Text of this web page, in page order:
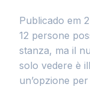
Publicado em
12 persone
stanza, ma il
solo vedere è
un’opzione